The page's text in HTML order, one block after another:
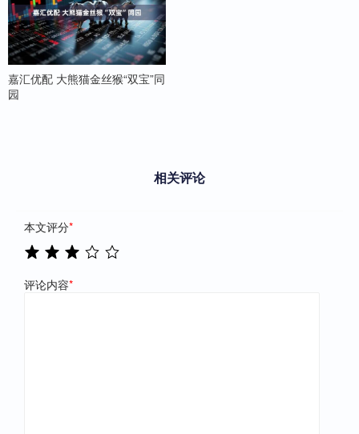
嘉汇优配 大熊猫金丝猴“双宝”同
园
相关评论
本文评分*
评论内容*